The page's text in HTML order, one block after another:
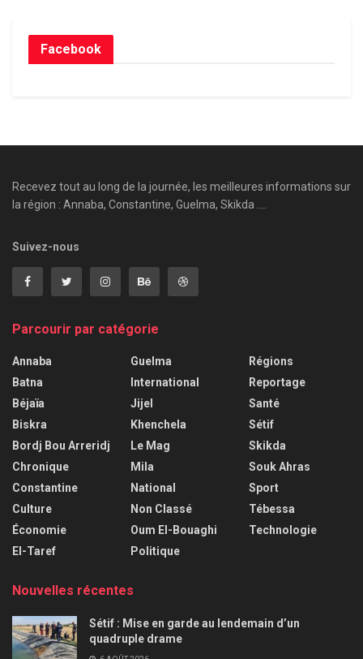
Facebook
Recevez tout au long de la journée, les meilleures informations sur
la région : Annaba, Constantine, Guelma, Skikda ....
Suivez-nous
Parcourir par catégorie
Annaba
Batna
Béjaïa
Biskra
Bordj Bou Arreridj
Chronique
Constantine
Culture
Économie
El-Taref
Guelma
International
Jijel
Khenchela
Le Mag
Mila
National
Non Classé
Oum El-Bouaghi
Politique
Régions
Reportage
Santé
Sétif
Skikda
Souk Ahras
Sport
Tébessa
Technologie
Nouvelles récentes
Sétif : Mise en garde au lendemain d’un
quadruple drame